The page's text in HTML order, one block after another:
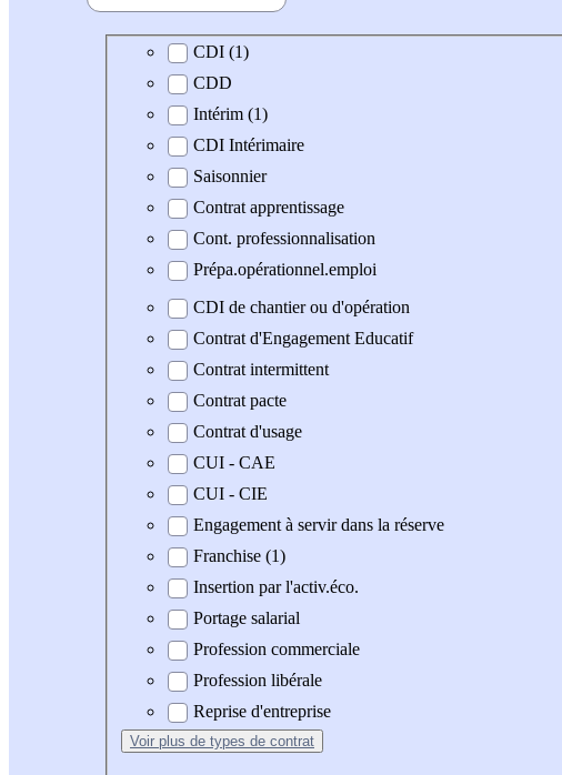
Type de contrat
CDI (1)
CDD
Intérim (1)
CDI Intérimaire
Saisonnier
Contrat apprentissage
Cont. professionnalisation
Prépa.opérationnel.emploi
CDI de chantier ou d'opération
Contrat d'Engagement Educatif
Contrat intermittent
Contrat pacte
Contrat d'usage
CUI - CAE
CUI - CIE
Engagement à servir dans la réserve
Franchise (1)
Insertion par l'activ.éco.
Portage salarial
Profession commerciale
Profession libérale
Reprise d'entreprise
Voir plus de types de contrat